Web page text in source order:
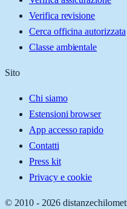
Verifica revisione
Cerca officina autorizzata
Classe ambientale
Sito
Chi siamo
Estensioni browser
App accesso rapido
Contatti
Press kit
Privacy e cookie
© 2010 - 2026